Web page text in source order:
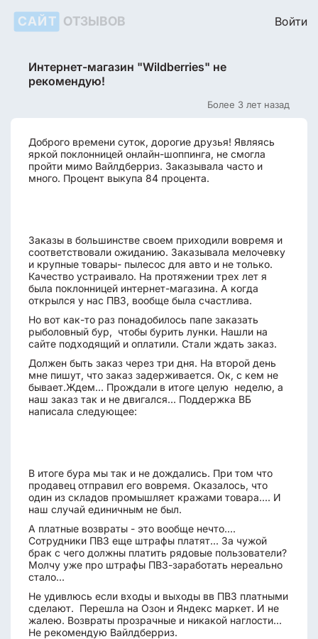
САЙТ ОТЗЫВОВ Войти
Интернет-магазин "Wildberries" не
рекомендую!
Более 3 лет назад
Доброго времени суток, дорогие друзья! Являясь
яркой поклонницей онлайн-шоппинга, не смогла
пройти мимо Вайлдберриз. Заказывала часто и
много. Процент выкупа 84 процента.
Заказы в большинстве своем приходили вовремя и
соответствовали ожиданию. Заказывала мелочевку
и крупные товары- пылесос для авто и не только.
Качество устраивало. На протяжении трех лет я
была поклонницей интернет-магазина. А когда
открылся у нас ПВЗ, вообще была счастлива.
Но вот как-то раз понадобилось папе заказать
рыболовный бур, чтобы бурить лунки. Нашли на
сайте подходящий и оплатили. Стали ждать заказ.
Должен быть заказ через три дня. На второй день
мне пишут, что заказ задерживается. Ок, с кем не
бывает.Ждем... Прождали в итоге целую неделю, а
наш заказ так и не двигался... Поддержка ВБ
написала следующее:
В итоге бура мы так и не дождались. При том что
продавец отправил его вовремя. Оказалось, что
один из складов промышляет кражами товара.... И
наш случай единичным не был.
А платные возвраты - это вообще нечто....
Сотрудники ПВЗ еще штрафы платят... За чужой
брак с чего должны платить рядовые пользователи?
Молчу уже про штрафы ПВЗ-заработать нереально
стало...
Не удивлюсь если входы и выходы вв ПВЗ платными
сделают. Перешла на Озон и Яндекс маркет. И не
жалею. Возвраты прозрачные и никакой наглости...
Не рекомендую Вайлдберриз.